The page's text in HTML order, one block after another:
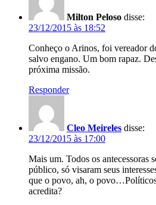
Milton Peloso disse:
23/12/2015 às 18:52
Conheço o Arinos, foi vereador
salvo engano. Um bom rapaz.
próxima missão.
Responder
Cleo Meireles disse:
23/12/2015 às 17:00
Mais um. Todos os antecessoras
público, só visaram seus
que o povo, ah, o
acredita?